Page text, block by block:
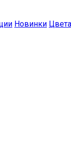
Новинки Цвета